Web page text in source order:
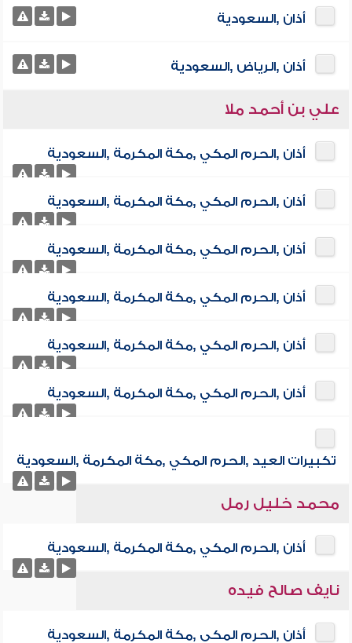
أذان ,السعودية
أذان ,الرياض ,السعودية
علي بن أحمد ملا
أذان ,الحرم المكي ,مكة المكرمة ,السعودية
أذان ,الحرم المكي ,مكة المكرمة ,السعودية
أذان ,الحرم المكي ,مكة المكرمة ,السعودية
أذان ,الحرم المكي ,مكة المكرمة ,السعودية
أذان ,الحرم المكي ,مكة المكرمة ,السعودية
أذان ,الحرم المكي ,مكة المكرمة ,السعودية
تكبيرات العيد ,الحرم المكي ,مكة المكرمة ,السعودية
محمد خليل رمل
أذان ,الحرم المكي ,مكة المكرمة ,السعودية
نايف صالح فيده
أذان ,الحرم المكي ,مكة المكرمة ,السعودية